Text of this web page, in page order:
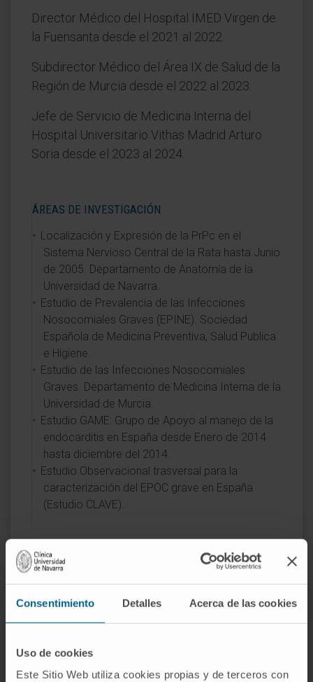
Consentimiento Detalles Acerca de las cookies
Uso de cookies
Este Sitio Web utiliza cookies propias y de terceros con
Director Médico del Hospital IMED Virgen de
la Fuensanta desde el 2021 al 2022.
Subdirector Médico del Área IX de Salud de la
Región de Murcia desde el 2022 al 2023.
Jefe de Servicio de Medicina Interna del
Hospital Universitario Vithas Madrid Arturo
Soria desde el 2023 al 2024.
ÁREAS DE INVESTIGACIÓN
Localización y Expresión de la PrPc en el
Sistema Nervioso Central de la Rata hasta Junio
de 2005. Departamento de Anatomía de la
Universidad de Navarra.
Estudio de Prevalencia de las Infecciones
Nosocomiales Graves (EPINE). Sociedad
Española de Medicina Preventiva, Salud Publica
e Higiene.
Estudio de las Infecciones Nosocomiales
Graves. Departamento de Medicina Interna de la
Universidad de Murcia.
Estudio GAME: Grupo de Apoyo al manejo de la
endocarditis en España desde Enero de 2014
hasta diciembre del 2014.
Estudio Observacional trasversal para la
caracterización del EPOC grave en España
(Estudio CLAVE).
ÁREAS DE INTERÉS
Paciente pluripatológico o crónico complejo.
Riesgo Cardiovascular.
Enfermedad Tromboembolica.